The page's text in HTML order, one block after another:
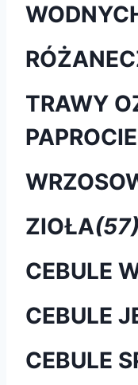
TRAWY
PAPROCIE
ZIOŁA(57)
CEBULE
CEBULE
CEBULE